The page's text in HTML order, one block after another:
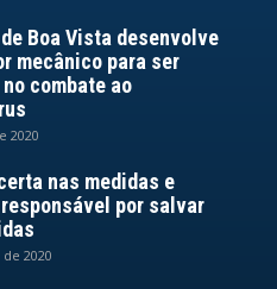
Boa Vista desenvolve
mecânico para ser
combate ao
2020
nas medidas e
por salvar
2020